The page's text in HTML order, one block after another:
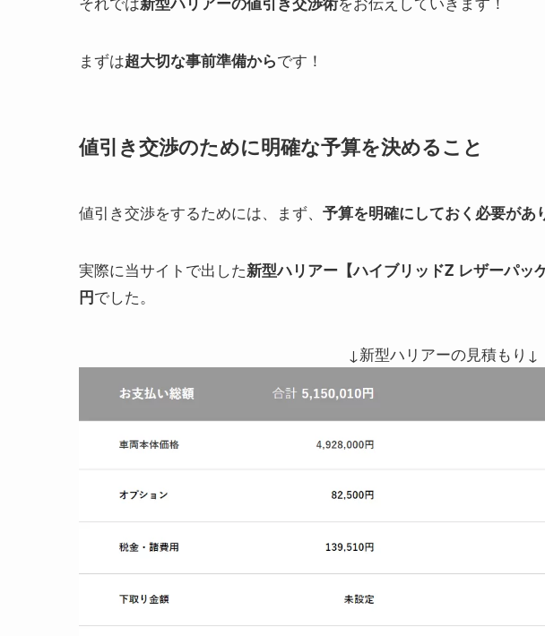
まずは超大切な事前準備からです！
値引き交渉のために明確な予算を決めること
値引き交渉をするためには、まず、 予算を明確にしておく必要があ
実際に当サイトで出した新型ハリアー 【ハイブリッドZ レザーパ
円でした。
↓新型ハリアーの見積もり↓